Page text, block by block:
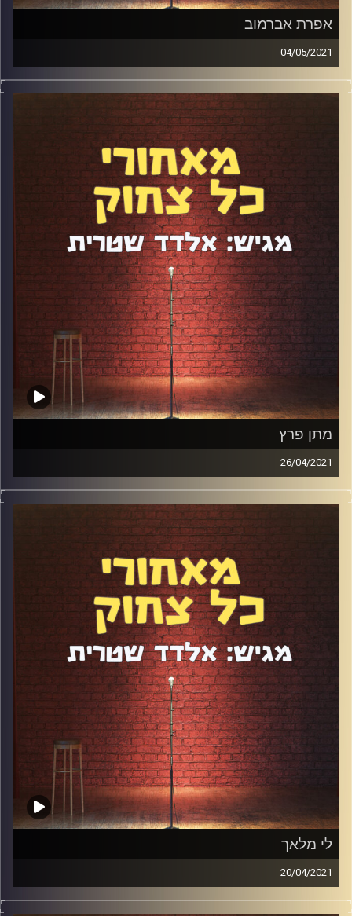
אפרת אברמוב
04/05/2021
אפרת אברמוב היא תסריטאית, מנחה וקומיקאית. בנוסף לכל זה
היא שחקנית פוקר מחוננת. דיברנו על היחסים המורכבים שלה
עם עולם הסטנדאפ, על פוקר והדמיון שלו לסטנדאפ, הטרדות
מיניות במועדוני סטנדאפ ועוד מלא.
קרדיט תמונות: אלדד שטרית
מתן פרץ
26/04/2021
מתן פרץ הוא סטנדאפיסט ואושיית רשת עם עשרות אלפי
עוקבים. הוא פרץ לתודעה בעקבות "פרויקט קליזו" שהשתתף
בו ביוטיוב ועשה התקדמות מטאורית ובלתי רגילה בסטנדאפ
תוך פחות מ-3 שנים. דיברנו על החזרה בשאלה, על הומור
כפיצוי, על תקופת הקורונה ועל מופע היחיד שמתן יוצא איתו
ממש אוטוטו.
קרדיט תמונות:אלדד שטרית
לי מלאך
20/04/2021
לי מלאך היא אושיית רשת עם עשרות אלפי עוקבים ואשת